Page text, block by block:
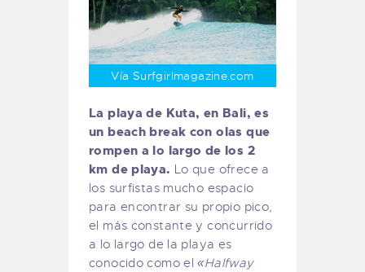
Vía Surfgirlmagazine.com
La playa de Kuta, en Bali, es
un beach break con olas que
rompen a lo largo de los 2
km de playa. Lo que ofrece a
los surfistas mucho espacio
para encontrar su propio pico,
el más constante y concurrido
a lo largo de la playa es
conocido como el«Halfway